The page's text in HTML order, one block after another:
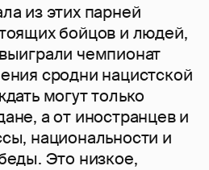
из этих парней
бойцов и людей,
чемпионат
сродни нацистской
могут только
а от иностранцев и
национальности и
Это низкое,